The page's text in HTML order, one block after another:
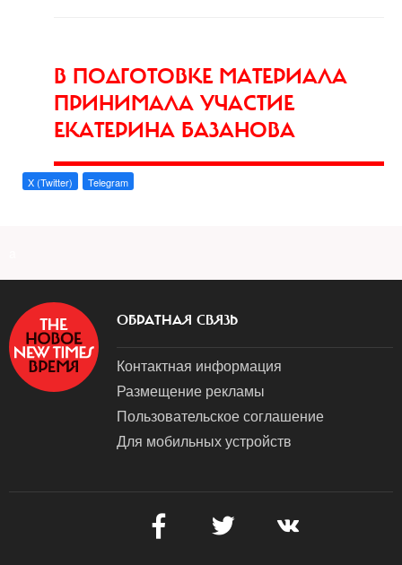
В ПОДГОТОВКЕ МАТЕРИАЛА
ПРИНИМАЛА УЧАСТИЕ
ЕКАТЕРИНА БАЗАНОВА
X (Twitter) Telegram
ОБРАТНАЯ СВЯЗЬ
Контактная информация
Размещение рекламы
Пользовательское соглашение
Для мобильных устройств